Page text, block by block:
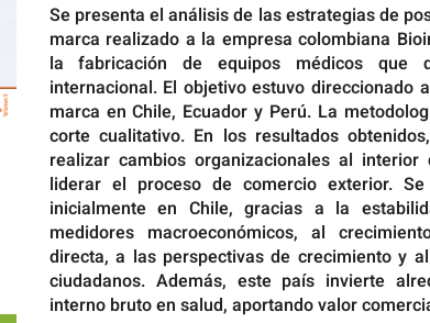
Se presenta el análisis de las estrategias de
marca realizado a la empresa colombiana
la fabricación de equipos médicos que
internacional. El objetivo estuvo direccionado
marca en Chile, Ecuador y Perú. La
corte cualitativo. En los resultados
realizar cambios organizacionales al
liderar el proceso de comercio exterior.
inicialmente en Chile, gracias a la
medidores macroeconómicos, al
directa, a las perspectivas de crecimiento y
ciudadanos. Además, este país invierte
interno bruto en salud, aportando valor